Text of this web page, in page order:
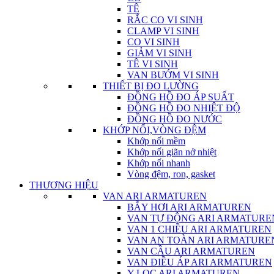
TÊ
RẮC CO VI SINH
CLAMP VI SINH
CO VI SINH
GIẢM VI SINH
TÊ VI SINH
VAN BƯỚM VI SINH
THIẾT BỊ ĐO LƯỜNG
ĐỒNG HỒ ĐO ÁP SUẤT
ĐỒNG HỒ ĐO NHIỆT ĐỘ
ĐỒNG HỒ ĐO NƯỚC
KHỚP NỐI,VÒNG ĐỆM
Khớp nối mềm
Khớp nối giãn nở nhiệt
Khớp nối nhanh
Vòng đệm, ron, gasket
THƯƠNG HIỆU
VAN ARI ARMATUREN
BẪY HƠI ARI ARMATUREN
VAN TỰ ĐỘNG ARI
VAN 1 CHIỀU ARI ARMATUREN
VAN AN TOÀN ARI
VAN CẦU ARI ARMATUREN
VAN ĐIỀU ÁP ARI ARMATUREN